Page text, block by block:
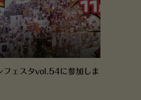
フェスタvol.54に参加しま